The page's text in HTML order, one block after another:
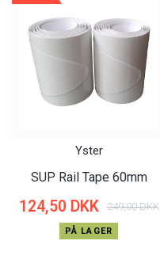
Yster
SUP Rail Tape 60mm
124,50 DKK 249,00 DKK
PÅ LAGER